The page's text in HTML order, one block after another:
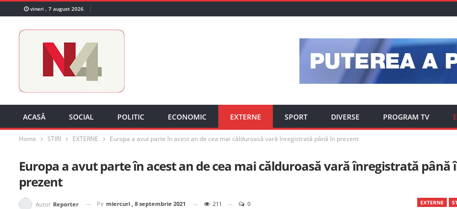
vineri , 7 august 2026
ACASĂ SOCIAL POLITIC ECONOMIC EXTERNE SPORT DIVERSE PROGRAM TV
Home STIRI EXTERNE Europa a avut parte în acest an de cea mai călduroasă vară înregistrată până în prezent
Europa a avut parte în acest an de cea mai călduroasă vară înregistrată până
prezent
EXTERNE
Autor Reporter Pe miercuri , 8 septembrie 2021 211 0